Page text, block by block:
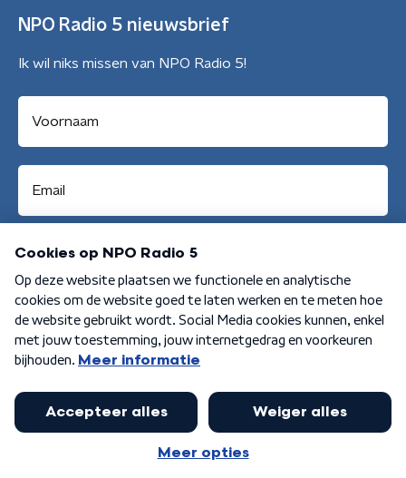
NPO Radio 5 nieuwsbrief
Ik wil niks missen van NPO Radio 5!
Aanmelden
Algemene voorwaarden